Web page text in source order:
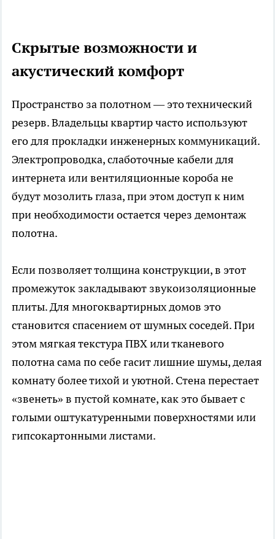
Скрытые возможности и
акустический комфорт
Пространство за полотном — это технический
резерв. Владельцы квартир часто используют
его для прокладки инженерных коммуникаций.
Электропроводка, слаботочные кабели для
интернета или вентиляционные короба не
будут мозолить глаза, при этом доступ к ним
при необходимости остается через демонтаж
полотна.
Если позволяет толщина конструкции, в этот
промежуток закладывают звукоизоляционные
плиты. Для многоквартирных домов это
становится спасением от шумных соседей. При
этом мягкая текстура ПВХ или тканевого
полотна сама по себе гасит лишние шумы, делая
комнату более тихой и уютной. Стена перестает
«звенеть» в пустой комнате, как это бывает с
голыми оштукатуренными поверхностями или
гипсокартонными листами.